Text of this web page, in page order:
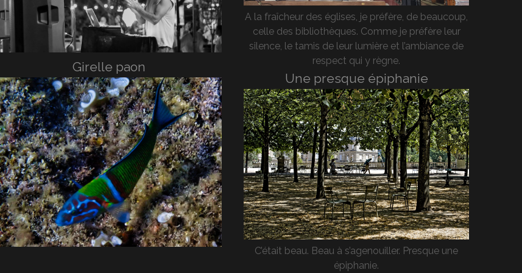
Girelle paon
A la fraîcheur des églises, je préfère, de beaucoup,
celle des bibliothèques. Comme je préfère leur
silence, le tamis de leur lumière et l’ambiance de
respect qui y règne.
Une presque épiphanie
C’était beau. Beau à s’agenouiller. Presque une
épiphanie.